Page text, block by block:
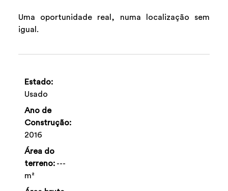
Uma oportunidade real, numa localização sem
igual.
Estado:
Usado
Ano de
Construção:
2016
Área do
terreno: ---
m²